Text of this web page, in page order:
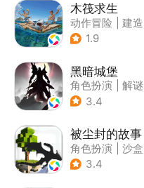
木筏求生
动作冒险 建造
| 写实
1.9
黑暗城堡
角色扮演 解谜
| 暗黑
3.4
被尘封的故事
角色扮演 沙盒
| 开放世界
3.4